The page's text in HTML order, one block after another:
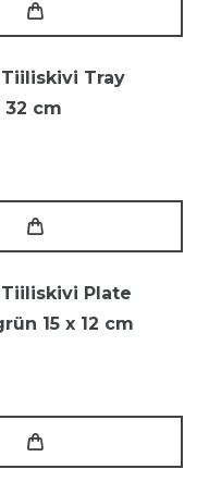
Tray
cm
Plate
15 x 12 cm